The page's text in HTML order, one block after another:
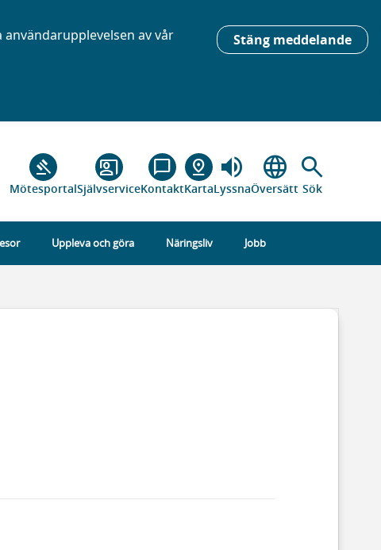
Stäng meddelande
av vår
gavel
Mötesportal
co_present
Självservice
chat_bubble_outline
Kontakt
pin_drop
Karta
volume_up
Lyssna
language
Översätt
search
Sök
Uppleva och göra Näringsliv Jobb